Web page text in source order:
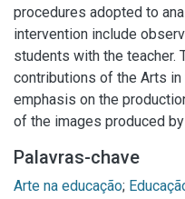
procedures adopted to
intervention include
students with the teacher.
contributions of the Arts
emphasis on the
of the images produced
Palavras-chave
Arte na educação;